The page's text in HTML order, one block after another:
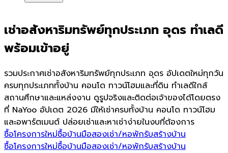
เช่าอสังหาริมทรัพย์ทุกประเภท อุดร ทำเลดี
พร้อมเข้าอยู่
รวมประกาศเช่าอสังหาริมทรัพย์ทุกประเภท อุดร อัปเดตใหม่ทุกวัน
ครบทุกประเภททั้งบ้าน คอนโด ทาวน์โฮมและที่ดิน ทำเลดีใกล้
สถานศึกษาและแหล่งงาน ดูรูปจริงและติดต่อเจ้าของได้โดยตรง
ที่ NaYoo อัปเดต 2026 มีให้เช่าครบทั้งบ้าน คอนโด ทาวน์โฮม
และอพาร์ตเมนต์ ปล่อยเช่าและหาเช่าง่ายในงบที่ต้องการ
ซื้อโครงการใหม่ซื้อบ้านมือสองเช่า/หอพักรับสร้างบ้าน
ซื้อโครงการใหม่ซื้อบ้านมือสองเช่า/หอพักรับสร้างบ้าน